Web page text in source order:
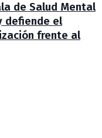
de Salud Mental
defiende el
frente al